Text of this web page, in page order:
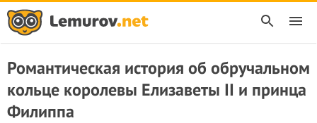
Романтическая история об обручальном
кольце королевы Елизаветы II и принца
Филиппа